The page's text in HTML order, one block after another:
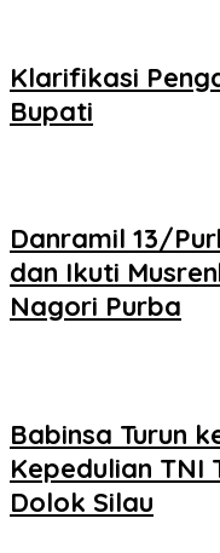
Klarifikasi
Bupati
Danramil 13/
dan Ikuti
Nagori Purba
Babinsa Turun
Kepedulian TNI
Dolok Silau